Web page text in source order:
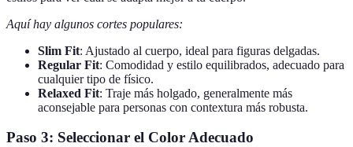
Aquí hay algunos cortes populares:
Slim Fit: Ajustado al cuerpo, ideal para figuras delgadas.
Regular Fit: Comodidad y estilo equilibrados, adecuado para
cualquier tipo de físico.
Relaxed Fit: Traje más holgado, generalmente más
aconsejable para personas con contextura más robusta.
Paso 3: Seleccionar el Color Adecuado